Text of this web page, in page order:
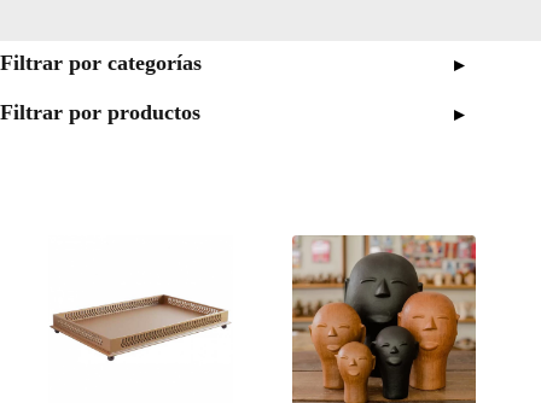
Filtrar por categorías ▸
Filtrar por productos ▸